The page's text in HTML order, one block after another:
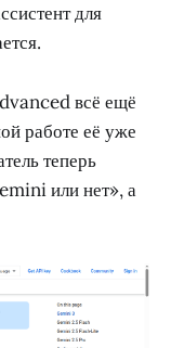
для
всё ещё
работе её уже
теперь
или нет», а